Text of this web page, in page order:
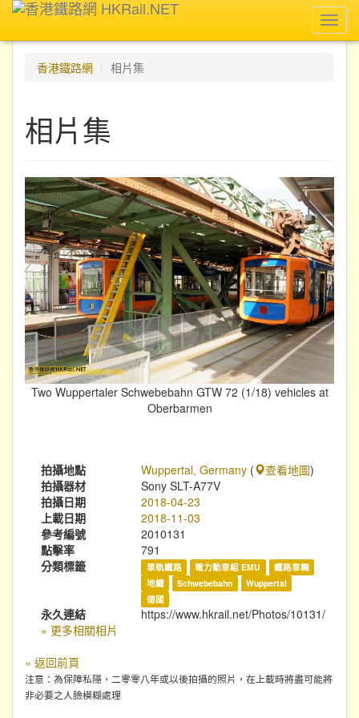
香港鐵路網
相片集
相片集
Two Wuppertaler Schwebebahn GTW 72 (1/18) vehicles at
Oberbarmen
拍攝地點 Wuppertal, Germany ( 查看地圖)
拍攝器材
Sony SLT-A77V
拍攝日期
2018-04-23
上載日期
2018-11-03
參考編號
2010131
點擊率
791
分類標籤
單軌鐵路 電力動車組 EMU
鐵路車輛
地鐵
Schwebebahn
Wuppertal
德國
永久連結
https://www.hkrail.net/Photos/10131/
» 更多相關相片
« 返回前頁
注意：為保障私隱，二零零八年或以後拍攝的照片，在上載時將盡可能將
非必要之人臉模糊處理